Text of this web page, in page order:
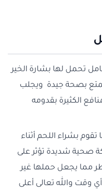
تحمل لها بشارة الخير
بصحة جيدة ويجلب
الكثيرة بقدومه
تقوم بشراء اللحم أثناء
صحية شديدة تؤثر على
مما يجعل حملها غير
وقت والله تعالى أعلى